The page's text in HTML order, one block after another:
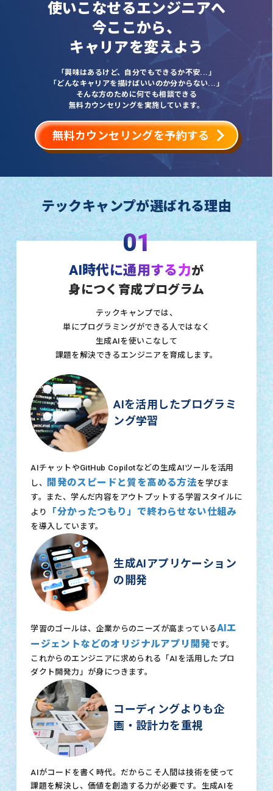
使いこなせるエンジニアへ
今ここから、
キャリアを変えよう
「興味はあるけど、自分でもできるか不安...」
「どんなキャリアを描けばいいのか分からない...」
そんな方のために何でも相談できる
無料カウンセリングを実施しています。
無料カウンセリングを予約する
テックキャンプが選ばれる理由
01
AI時代に通用する力が
身につく育成プログラム
テックキャンプでは、
単にプログラミングができる人ではなく
生成AIを使いこなして
課題を解決できるエンジニアを育成します。
AIを活用したプログラミ
ング学習
AIチャットやGitHub Copilotなどの生成AIツールを活用
し、
開発のスピードと質を高める方法を学びま
す。また、学んだ内容をアウトプットする学習スタイルに
より
「分かったつもり」で終わらせない仕組み
を導入しています。
生成AIアプリケーション
の開発
学習のゴールは、企業からのニーズが高まっているAIエ
ージェントなどのオリジナルアプリ開発です。
これからのエンジニアに求められる「AIを活用したプロ
ダクト開発力」が身につきます。
コーディングよりも企
画・設計力を重視
AIがコードを書く時代。だからこそ人間は技術を使って
課題を解決し、価値を創造する力が必要です。生成AIを